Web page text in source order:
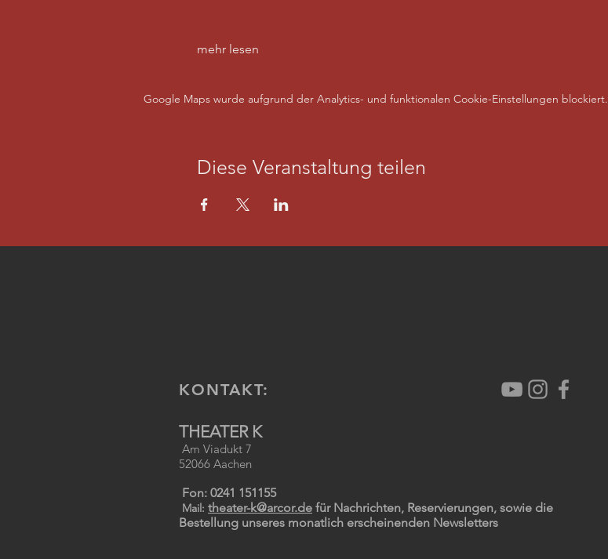
mehr lesen
Google Maps wurde aufgrund der Analytics- und funktionalen Cookie-Einstellungen blockiert.
Diese Veranstaltung teilen
KONTAKT:
THEATER K
Am Viadukt 7
52066 Aachen
Fon: 0241 151155
Mail: theater-k@arcor.de für Nachrichten, Reservierungen, sowie die
Bestellung unseres monatlich erscheinenden Newsletters